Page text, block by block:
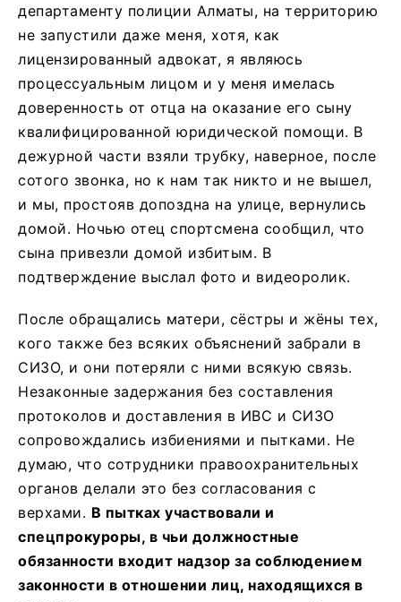
департаменту полиции Алматы, на территорию
не запустили даже меня, хотя, как
лицензированный адвокат, я являюсь
процессуальным лицом и у меня имелась
доверенность от отца на оказание его сыну
квалифицированной юридической помощи. В
дежурной части взяли трубку, наверное, после
сотого звонка, но к нам так никто и не вышел,
и мы, простояв допоздна на улице, вернулись
домой. Ночью отец спортсмена сообщил, что
сына привезли домой избитым. В
подтверждение выслал фото и видеоролик.
После обращались матери, сёстры и жёны тех,
кого также без всяких объяснений забрали в
СИЗО, и они потеряли с ними всякую связь.
Незаконные задержания без составления
протоколов и доставления в ИВС и СИЗО
сопровождались избиениями и пытками. Не
думаю, что сотрудники правоохранительных
органов делали это без согласования с
верхами. В пытках участвовали и
спецпрокуроры, в чьи должностные
обязанности входит надзор за соблюдением
законности в отношении лиц, находящихся в